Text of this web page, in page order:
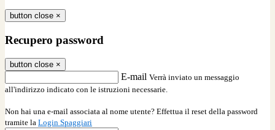
button close ×
Recupero password
button close ×
E-mail Verrà inviato un messaggio
all'indirizzo indicato con le istruzioni necessarie.
Non hai una e-mail associata al nome utente? Effettua il reset della password
tramite la Login Spaggiari